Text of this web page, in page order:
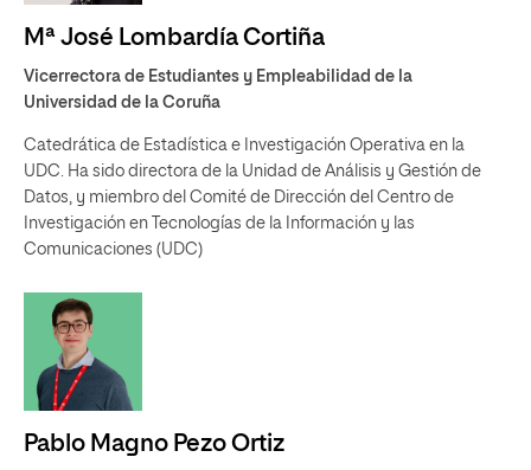
Mª José Lombardía Cortiña
Vicerrectora de Estudiantes y Empleabilidad de la
Universidad de la Coruña
Catedrática de Estadística e Investigación Operativa en la
UDC. Ha sido directora de la Unidad de Análisis y Gestión de
Datos, y miembro del Comité de Dirección del Centro de
Investigación en Tecnologías de la Información y las
Comunicaciones (UDC)
Pablo Magno Pezo Ortiz